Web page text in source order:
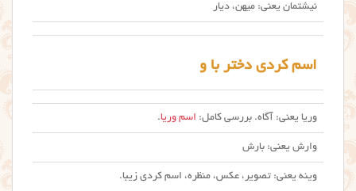
نیشتمان یعنی: میهن، دیار
اسم کردی دختر با و
وریا یعنی: آگاه. بررسی کامل: اسم وریا.
وارش یعنی: بارش
وینه یعنی: تصویر، عکس، منظره، اسم کردی زیبا.